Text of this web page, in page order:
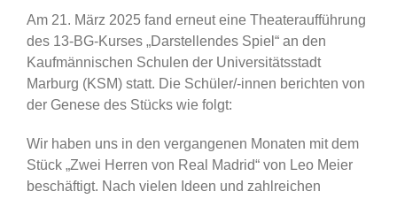
Am 21. März 2025 fand erneut eine Theateraufführung
des 13-BG-Kurses „Darstellendes Spiel“ an den
Kaufmännischen Schulen der Universitätsstadt
Marburg (KSM) statt. Die Schüler/-innen berichten von
der Genese des Stücks wie folgt:
Wir haben uns in den vergangenen Monaten mit dem
Stück „Zwei Herren von Real Madrid“ von Leo Meier
beschäftigt. Nach vielen Ideen und zahlreichen